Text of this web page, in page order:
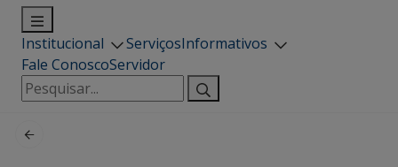
Institucional ServiçosInformativos
Fale ConoscoServidor
Pesquisar
por: